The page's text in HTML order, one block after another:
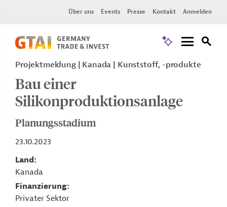
Über uns Events Presse Kontakt Anmelden
Projektmeldung Kanada Kunststoff, -produkte
Bau einer
Silikonproduktionsanlage
Planungsstadium
23.10.2023
Land
Kanada
Finanzierung
Privater Sektor